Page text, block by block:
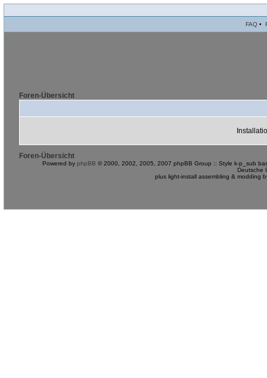
FAQ •
Foren-Übersicht
Foren-Übersicht
Powered by phpBB © 2000, 2002, 2005, 2007 phpBB Group :: Style k-p_sub
Deutsche
plus light-install assembling & modding